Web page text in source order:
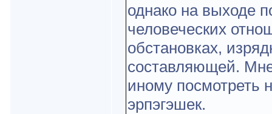
однако на выходе
человеческих
обстановках,
составляющей. Мне
иному посмотреть
эрпэгэшек.